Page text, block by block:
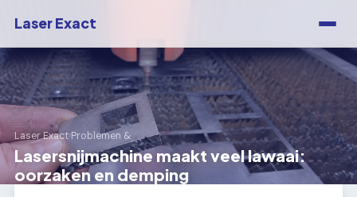
Laser Exact
Laser Exact›Problemen &
Lasersnijmachine maakt veel lawaai:
oorzaken en demping